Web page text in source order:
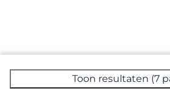
Toon resultaten (7